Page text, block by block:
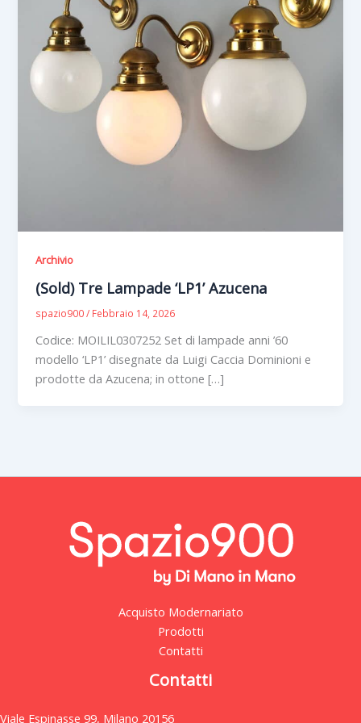
Archivio
(Sold) Tre Lampade ‘LP1’ Azucena
spazio900/ Febbraio 14, 2026
Codice: MOILIL0307252 Set di lampade anni ’60
modello ‘LP1’ disegnate da Luigi Caccia Dominioni e
prodotte da Azucena; in ottone […]
Acquisto Modernariato
Prodotti
Contatti
Contatti
Viale Espinasse 99, Milano 20156